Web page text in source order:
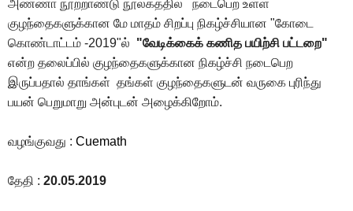
அண்ணா நூற்றாண்டு நூலகத்தில் நடைபெற உள்ள
குழந்தைகளுக்கான மே மாதம் சிறப்பு நிகழ்ச்சியான "கோடை
கொண்டாட்டம் -2019"ல் "வேடிக்கைக் கணித பயிற்சி பட்டறை"
என்ற தலைப்பில் குழந்தைகளுக்கான நிகழ்ச்சி நடைபெற
இருப்பதால் தாங்கள் தங்கள் குழந்தைகளுடன் வருகை புரிந்து
பயன் பெறுமாறு அன்புடன் அழைக்கிறோம்.
வழங்குவது : Cuemath
தேதி : 20.05.2019